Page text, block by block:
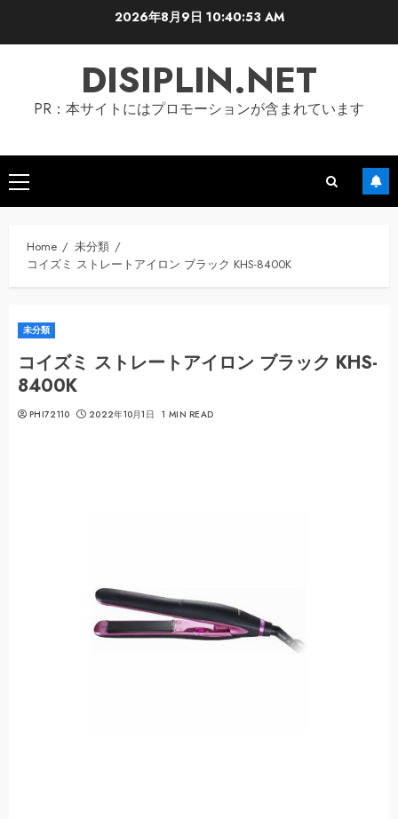
2026年8月9日 10:40:53 AM
DISIPLIN.NET
PR：本サイトにはプロモーションが含まれています
Primary
Menu
Home
未分類
コイズミ ストレートアイロン ブラック KHS-8400K
未分類
コイズミ ストレートアイロン ブラック KHS-
8400K
PHI72110 2022年10月1日 1 MIN READ